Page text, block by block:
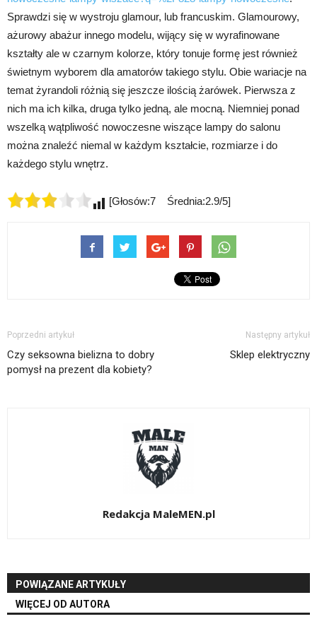
Sprawdzi się w wystroju glamour, lub francuskim. Glamourowy,
ażurowy abażur innego modelu, wijący się w wyrafinowane
kształty ale w czarnym kolorze, który tonuje formę jest również
świetnym wyborem dla amatorów takiego stylu. Obie wariacje na
temat żyrandoli różnią się jeszcze ilością żarówek. Pierwsza z
nich ma ich kilka, druga tylko jedną, ale mocną. Niemniej ponad
wszelką wątpliwość nowoczesne wiszące lampy do salonu
można znaleźć niemal w każdym kształcie, rozmiarze i do
każdego stylu wnętrz.
[Głosów:7 Średnia:2.9/5]
Poprzedni artykuł
Czy seksowna bielizna to dobry
pomysł na prezent dla kobiety?
Następny artykuł
Sklep elektryczny
Redakcja MaleMEN.pl
POWIĄZANE ARTYKUŁY
WIĘCEJ OD AUTORA